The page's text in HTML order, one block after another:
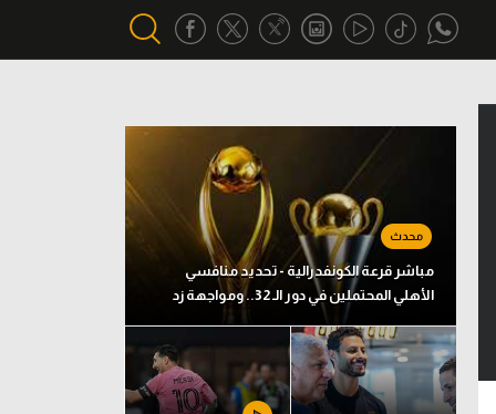
Gamers
ميركاتو
تحقيق في الجول
تقرير في الجول
تحليل في الجول
حكايات في الجول
مباشر قرعة الكونفدرالية - تحديد منافسي
الأهلي المحتملين في دور الـ 32.. ومواجهة زد